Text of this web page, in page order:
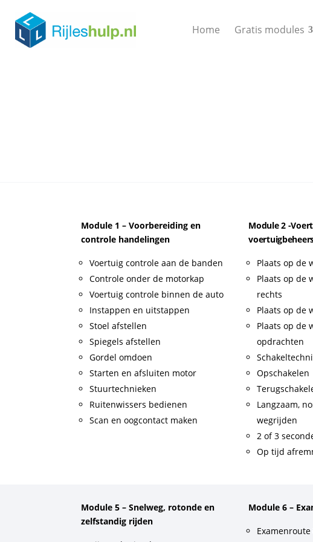
Home Gratis modules
Module 1 – Voorbereiding en
controle handelingen
Voertuig controle aan de banden
Controle onder de motorkap
Voertuig controle binnen de auto
Instappen en uitstappen
Stoel afstellen
Spiegels afstellen
Gordel omdoen
Starten en afsluiten motor
Stuurtechnieken
Ruitenwissers bedienen
Scan en oogcontact maken
Module 2 -
Plaats op de
Plaats op de
rechts
Plaats op de
Plaats op de
opdrachten
Opschakelen
Langzaam,
wegrijden
2 of 3
Op tijd
Module 5 – Snelweg, rotonde en
zelfstandig rijden
Module 6 –